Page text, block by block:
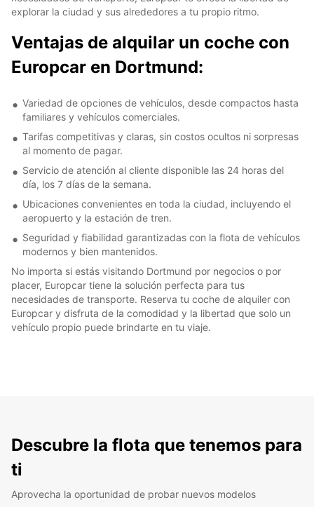
explorar la ciudad y sus alrededores a tu propio ritmo.
Ventajas de alquilar un coche con
Europcar en Dortmund:
Variedad de opciones de vehículos, desde compactos hasta
familiares y vehículos comerciales.
Tarifas competitivas y claras, sin costos ocultos ni sorpresas
al momento de pagar.
Servicio de atención al cliente disponible las 24 horas del
día, los 7 días de la semana.
Ubicaciones convenientes en toda la ciudad, incluyendo el
aeropuerto y la estación de tren.
Seguridad y fiabilidad garantizadas con la flota de vehículos
modernos y bien mantenidos.
No importa si estás visitando Dortmund por negocios o por
placer, Europcar tiene la solución perfecta para tus
necesidades de transporte. Reserva tu coche de alquiler con
Europcar y disfruta de la comodidad y la libertad que solo un
vehículo propio puede brindarte en tu viaje.
Descubre la flota que tenemos para
ti
Aprovecha la oportunidad de probar nuevos modelos